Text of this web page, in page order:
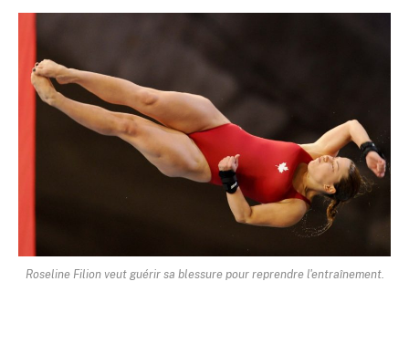
Roseline Filion veut guérir sa blessure pour reprendre l'entraînement.